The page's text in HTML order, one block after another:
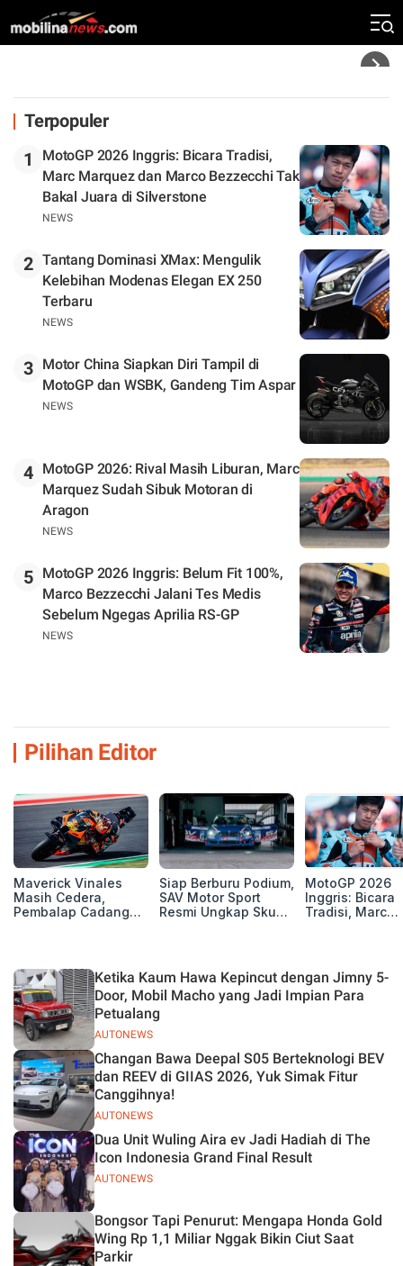
Silverstone. Seri Selanjutnya Belum Jelas
Terpopuler
1
MotoGP 2026 Inggris: Bicara Tradisi,
Marc Marquez dan Marco Bezzecchi Tak
Bakal Juara di Silverstone
NEWS
2 Tantang Dominasi XMax: Mengulik
Kelebihan Modenas Elegan EX 250
Terbaru
NEWS
3
Motor China Siapkan Diri Tampil di
MotoGP dan WSBK, Gandeng Tim Aspar
NEWS
4
MotoGP 2026: Rival Masih Liburan, Marc
Marquez Sudah Sibuk Motoran di
Aragon
NEWS
5
MotoGP 2026 Inggris: Belum Fit 100%,
Marco Bezzecchi Jalani Tes Medis
Sebelum Ngegas Aprilia RS-GP
NEWS
Pilihan Editor
Maverick Vinales
Masih Cedera,
Pembalap Cadangan
Siap Berburu Podium,
SAV Motor Sport
Resmi Ungkap Skuad
MotoGP 2026
Inggris: Bicara
Tradisi, Marc
AUTONEWS
Ketika Kaum Hawa Kepincut dengan Jimny 5-
Door, Mobil Macho yang Jadi Impian Para
Petualang
AUTONEWS
Changan Bawa Deepal S05 Berteknologi BEV
dan REEV di GIIAS 2026, Yuk Simak Fitur
Canggihnya!
AUTONEWS
Dua Unit Wuling Aira ev Jadi Hadiah di The
Icon Indonesia Grand Final Result
Bongsor Tapi Penurut: Mengapa Honda Gold
Wing Rp 1,1 Miliar Nggak Bikin Ciut Saat
Parkir